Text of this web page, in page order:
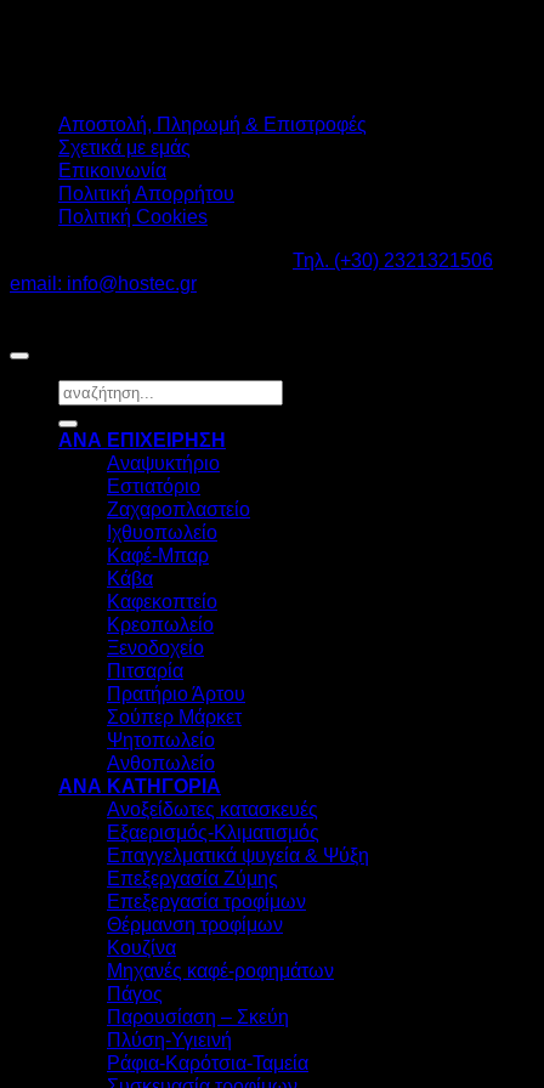
Αποστολή, Πληρωμή & Επιστροφές
Σχετικά με εμάς
Επικοινωνία
Πολιτική Απορρήτου
Πολιτική Cookies
Τηλ. (+30) 2321321506
email: info@hostec.gr
Αναζήτηση
για:
ΑΝΑ ΕΠΙΧΕΙΡΗΣΗ
Αναψυκτήριο
Εστιατόριο
Ζαχαροπλαστείο
Ιχθυοπωλείο
Καφέ-Μπαρ
Κάβα
Καφεκοπτείο
Κρεοπωλείο
Ξενοδοχείο
Πιτσαρία
Πρατήριο Άρτου
Σούπερ Μάρκετ
Ψητοπωλείο
Ανθοπωλείο
ΑΝΑ ΚΑΤΗΓΟΡΙΑ
Ανοξείδωτες κατασκευές
Εξαερισμός-Κλιματισμός
Επαγγελματικά ψυγεία & Ψύξη
Επεξεργασία Ζύμης
Επεξεργασία τροφίμων
Θέρμανση τροφίμων
Κουζίνα
Μηχανές καφέ-ροφημάτων
Πάγος
Παρουσίαση – Σκεύη
Πλύση-Υγιεινή
Ράφια-Καρότσια-Ταμεία